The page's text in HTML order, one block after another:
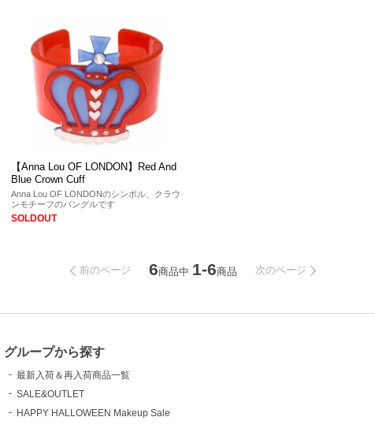
【Anna Lou OF LONDON】Red And
Blue Crown Cuff
Anna Lou OF LONDONのシンボル、クラウ
ンモチーフのバングルです
SOLDOUT
前のページ 6商品中 1-6商品 次のページ
グループから探す
最新入荷＆再入荷商品一覧
SALE&OUTLET
HAPPY HALLOWEEN Makeup Sale